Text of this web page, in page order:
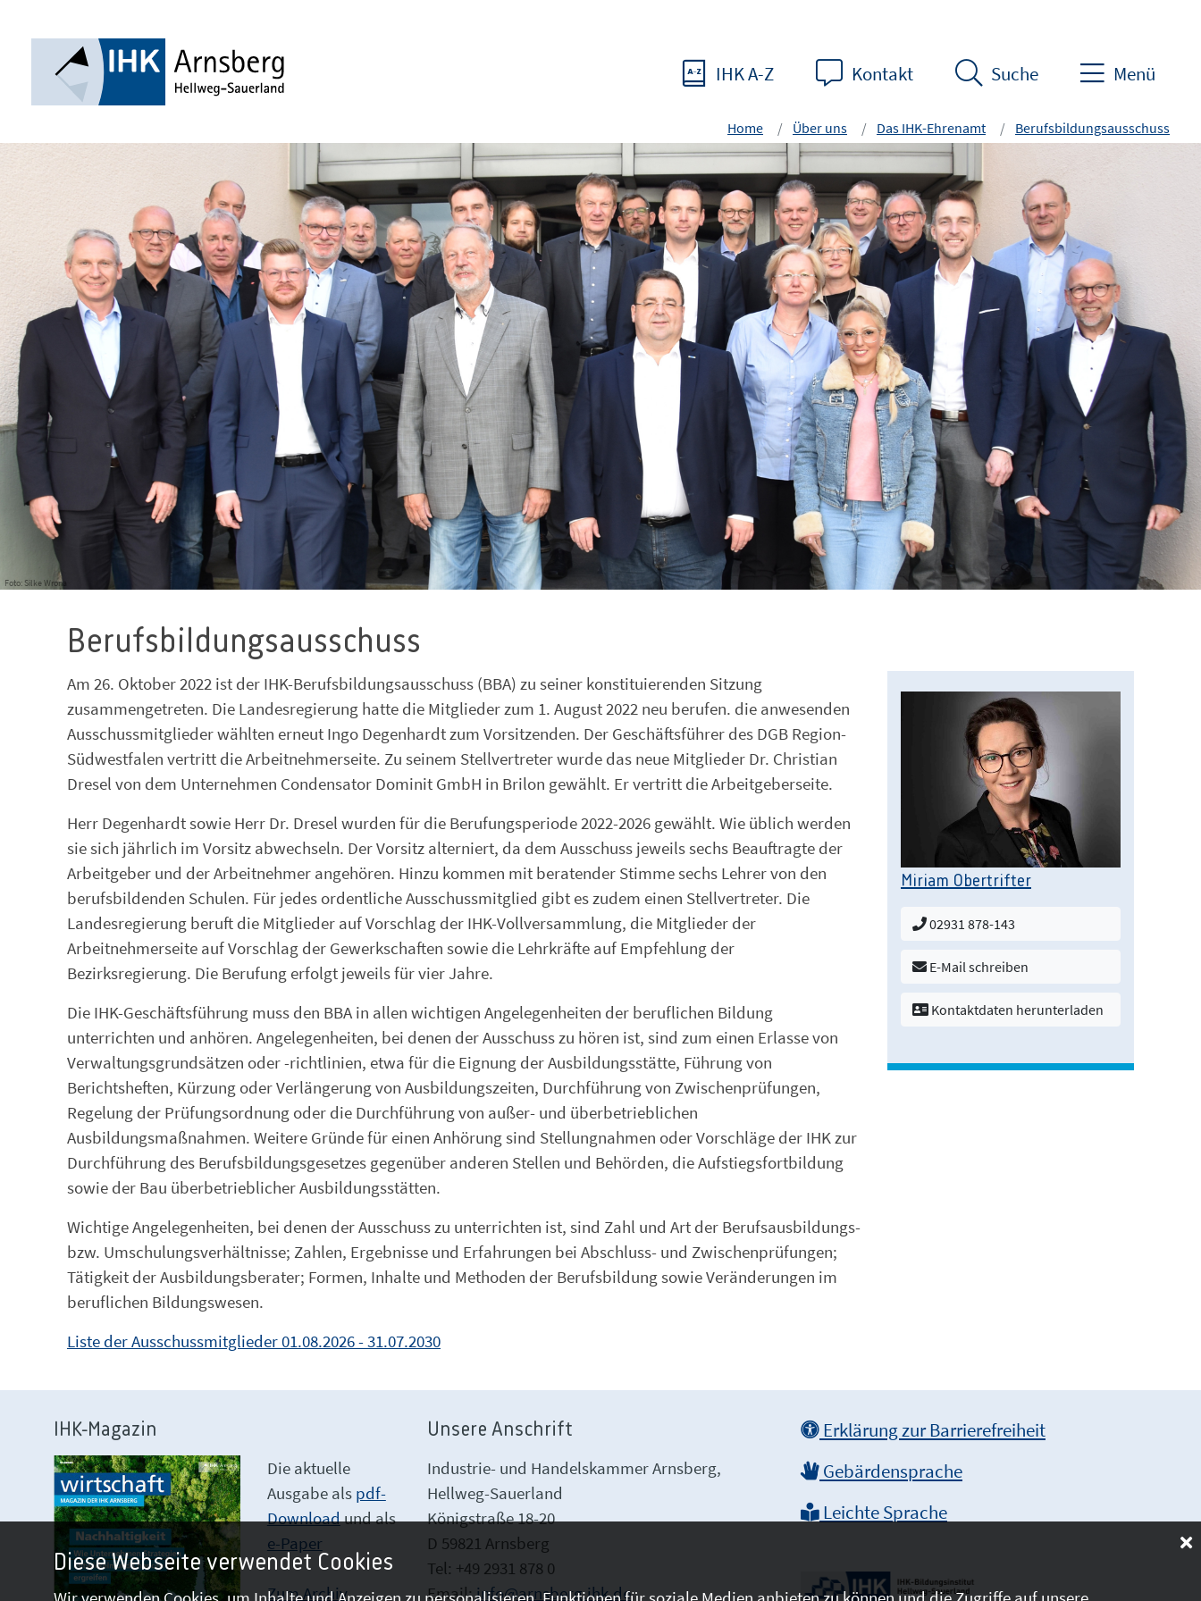
IHK A-Z Kontakt Suche Menü
Home Über uns Das IHK-Ehrenamt Berufsbildungsausschuss
Foto: Silke Wrona
Berufsbildungsausschuss
Am 26. Oktober 2022 ist der IHK-Berufsbildungsausschuss (BBA) zu seiner konstituierenden Sitzung
zusammengetreten. Die Landesregierung hatte die Mitglieder zum 1. August 2022 neu berufen. die anwesenden
Ausschussmitglieder wählten erneut Ingo Degenhardt zum Vorsitzenden. Der Geschäftsführer des DGB Region-
Südwestfalen vertritt die Arbeitnehmerseite. Zu seinem Stellvertreter wurde das neue Mitglieder Dr. Christian
Dresel von dem Unternehmen Condensator Dominit GmbH in Brilon gewählt. Er vertritt die Arbeitgeberseite.
Herr Degenhardt sowie Herr Dr. Dresel wurden für die Berufungsperiode 2022-2026 gewählt. Wie üblich werden
sie sich jährlich im Vorsitz abwechseln. Der Vorsitz alterniert, da dem Ausschuss jeweils sechs Beauftragte der
Arbeitgeber und der Arbeitnehmer angehören. Hinzu kommen mit beratender Stimme sechs Lehrer von den
berufsbildenden Schulen. Für jedes ordentliche Ausschussmitglied gibt es zudem einen Stellvertreter. Die
Landesregierung beruft die Mitglieder auf Vorschlag der IHK-Vollversammlung, die Mitglieder der
Arbeitnehmerseite auf Vorschlag der Gewerkschaften sowie die Lehrkräfte auf Empfehlung der
Bezirksregierung. Die Berufung erfolgt jeweils für vier Jahre.
Die IHK-Geschäftsführung muss den BBA in allen wichtigen Angelegenheiten der beruflichen Bildung
unterrichten und anhören. Angelegenheiten, bei denen der Ausschuss zu hören ist, sind zum einen Erlasse von
Verwaltungsgrundsätzen oder -richtlinien, etwa für die Eignung der Ausbildungsstätte, Führung von
Berichtsheften, Kürzung oder Verlängerung von Ausbildungszeiten, Durchführung von Zwischenprüfungen,
Regelung der Prüfungsordnung oder die Durchführung von außer- und überbetrieblichen
Ausbildungsmaßnahmen. Weitere Gründe für einen Anhörung sind Stellungnahmen oder Vorschläge der IHK zur
Durchführung des Berufsbildungsgesetzes gegenüber anderen Stellen und Behörden, die Aufstiegsfortbildung
sowie der Bau überbetrieblicher Ausbildungsstätten.
Wichtige Angelegenheiten, bei denen der Ausschuss zu unterrichten ist, sind Zahl und Art der Berufsausbildungs-
bzw. Umschulungsverhältnisse; Zahlen, Ergebnisse und Erfahrungen bei Abschluss- und Zwischenprüfungen;
Tätigkeit der Ausbildungsberater; Formen, Inhalte und Methoden der Berufsbildung sowie Veränderungen im
beruflichen Bildungswesen.
Liste der Ausschussmitglieder 01.08.2026 - 31.07.2030
Miriam Obertrifter
02931 878-143
E-Mail schreiben
Kontaktdaten herunterladen
IHK-Magazin
Die aktuelle
Ausgabe als pdf-
Downloadund als
e-Paper
Zum Archiv
Unsere Anschrift
Industrie- und Handelskammer Arnsberg,
Hellweg-Sauerland
Königstraße 18-20
D 59821 Arnsberg
Tel: +49 2931 878 0
Email:info@arnsberg.ihk.de
Erklärung zur Barrierefreiheit
Gebärdensprache
Leichte Sprache
Diese Webseite verwendet Cookies